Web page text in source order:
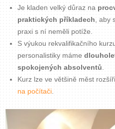
Je kladen velký důraz na
praktických příkladech ,
praxi s ní neměli potíže.
S výukou rekvalifikačního
personalistiky máme
spokojených absolventů
Kurz lze ve většině měst
na počítači